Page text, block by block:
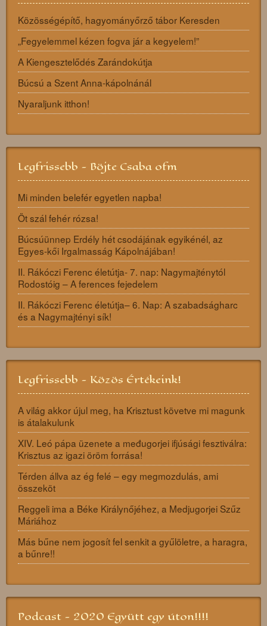
Közösségépítő, hagyományőrző tábor Keresden
„Fegyelemmel kézen fogva jár a kegyelem!”
A Kiengesztelődés Zarándokútja
Búcsú a Szent Anna-kápolnánál
Nyaraljunk itthon!
Legfrissebb - Böjte Csaba ofm
Mi minden belefér egyetlen napba!
Öt szál fehér rózsa!
Búcsúünnep Erdély hét csodájának egyikénél, az
Egyes-kői Irgalmasság Kápolnájában!
II. Rákóczi Ferenc életútja- 7. nap: Nagymajténytól
Rodostóig – A ferences fejedelem
II. Rákóczi Ferenc életútja– 6. Nap: A szabadságharc
és a Nagymajtényi sík!
Legfrissebb - Közös Értékeink!
A világ akkor újul meg, ha Krisztust követve mi magunk
is átalakulunk
XIV. Leó pápa üzenete a međugorjei ifjúsági fesztiválra:
Krisztus az igazi öröm forrása!
Térden állva az ég felé – egy megmozdulás, ami
összeköt
Reggeli ima a Béke Királynőjéhez, a Medjugorjei Szűz
Máriához
Más bűne nem jogosít fel senkit a gyűlöletre, a haragra,
a bűnre!!
Podcast - 2020 Együtt egy úton!!!!